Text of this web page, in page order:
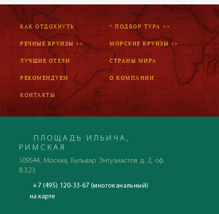
КАК ОТДОХНУТЬ * ПОДБОР ТУРА >>
РЕЧНЫЕ КРУИЗЫ >> МОРСКИЕ КРУИЗЫ >>
ЛУЧШИЕ ОТЕЛИ СТРАНЫ МИРА
РЕКОМЕНДУЕМ О КОМПАНИИ
КОНТАКТЫ
ПЛОЩАДЬ ИЛЬИЧА,
РИМСКАЯ
109544, Москва, Бульвар Энтузиастов д. 2, оф.
В.3.23
+7 (495) 120-33-67 (многоканальный)
на карте